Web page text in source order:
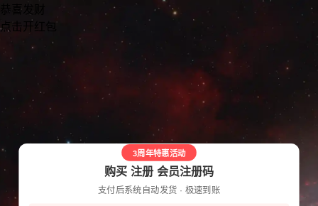
恭喜发财
点击开红包
3周年特惠活动
购买 注册 会员注册码
支付后系统自动发货 · 极速到账